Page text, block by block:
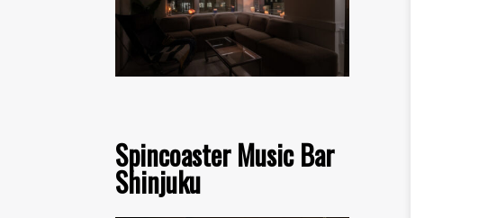
Spincoaster Music Bar
Shinjuku